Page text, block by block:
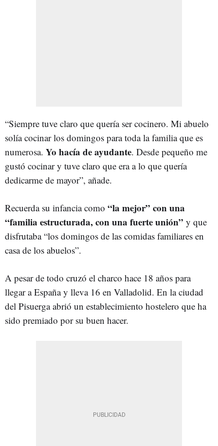
“Siempre tuve claro que quería ser cocinero. Mi abuelo
solía cocinar los domingos para toda la familia que es
numerosa. Yo hacía de ayudante. Desde pequeño me
gustó cocinar y tuve claro que era a lo que quería
dedicarme de mayor”, añade.
Recuerda su infancia como “la mejor” con una
“familia estructurada, con una fuerte unión” y que
disfrutaba “los domingos de las comidas familiares en
casa de los abuelos”.
A pesar de todo cruzó el charco hace 18 años para
llegar a España y lleva 16 en Valladolid. En la ciudad
del Pisuerga abrió un establecimiento hostelero que ha
sido premiado por su buen hacer.